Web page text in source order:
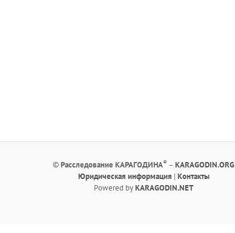
©Расследование КАРАГОДИНА® – KARAGODIN.ORG
Юридическая информация | Контакты
Powered byKARAGODIN.NET